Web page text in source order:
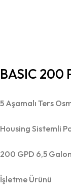
BASIC 200
5 Aşamalı Ters
Housing Sistemli
200 GPD 6,5 Galon
İşletme Ürünü